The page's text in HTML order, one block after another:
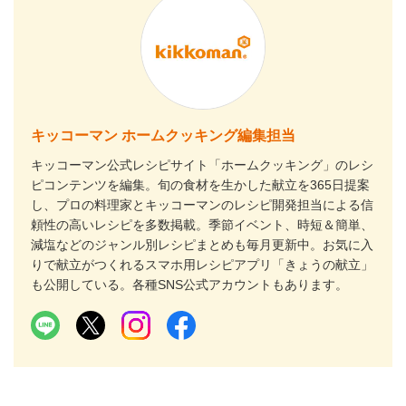
キッコーマン ホームクッキング編集担当
キッコーマン公式レシピサイト「ホームクッキング」のレシ
ピコンテンツを編集。旬の食材を生かした献立を365日提案
し、プロの料理家とキッコーマンのレシピ開発担当による信
頼性の高いレシピを多数掲載。季節イベント、時短＆簡単、
減塩などのジャンル別レシピまとめも毎月更新中。お気に入
りで献立がつくれるスマホ用レシピアプリ「きょうの献立」
も公開している。各種SNS公式アカウントもあります。